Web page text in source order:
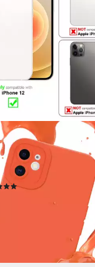
für iPhone 12
12, Hülle Schutzhülle
Case Cover
(1)
€
- in 3-4 Werktagen bei